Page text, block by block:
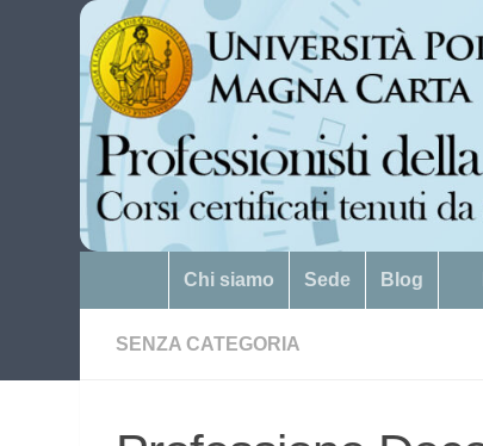
Salta al contenuto
Chi siamo Sede Blog
SENZA CATEGORIA